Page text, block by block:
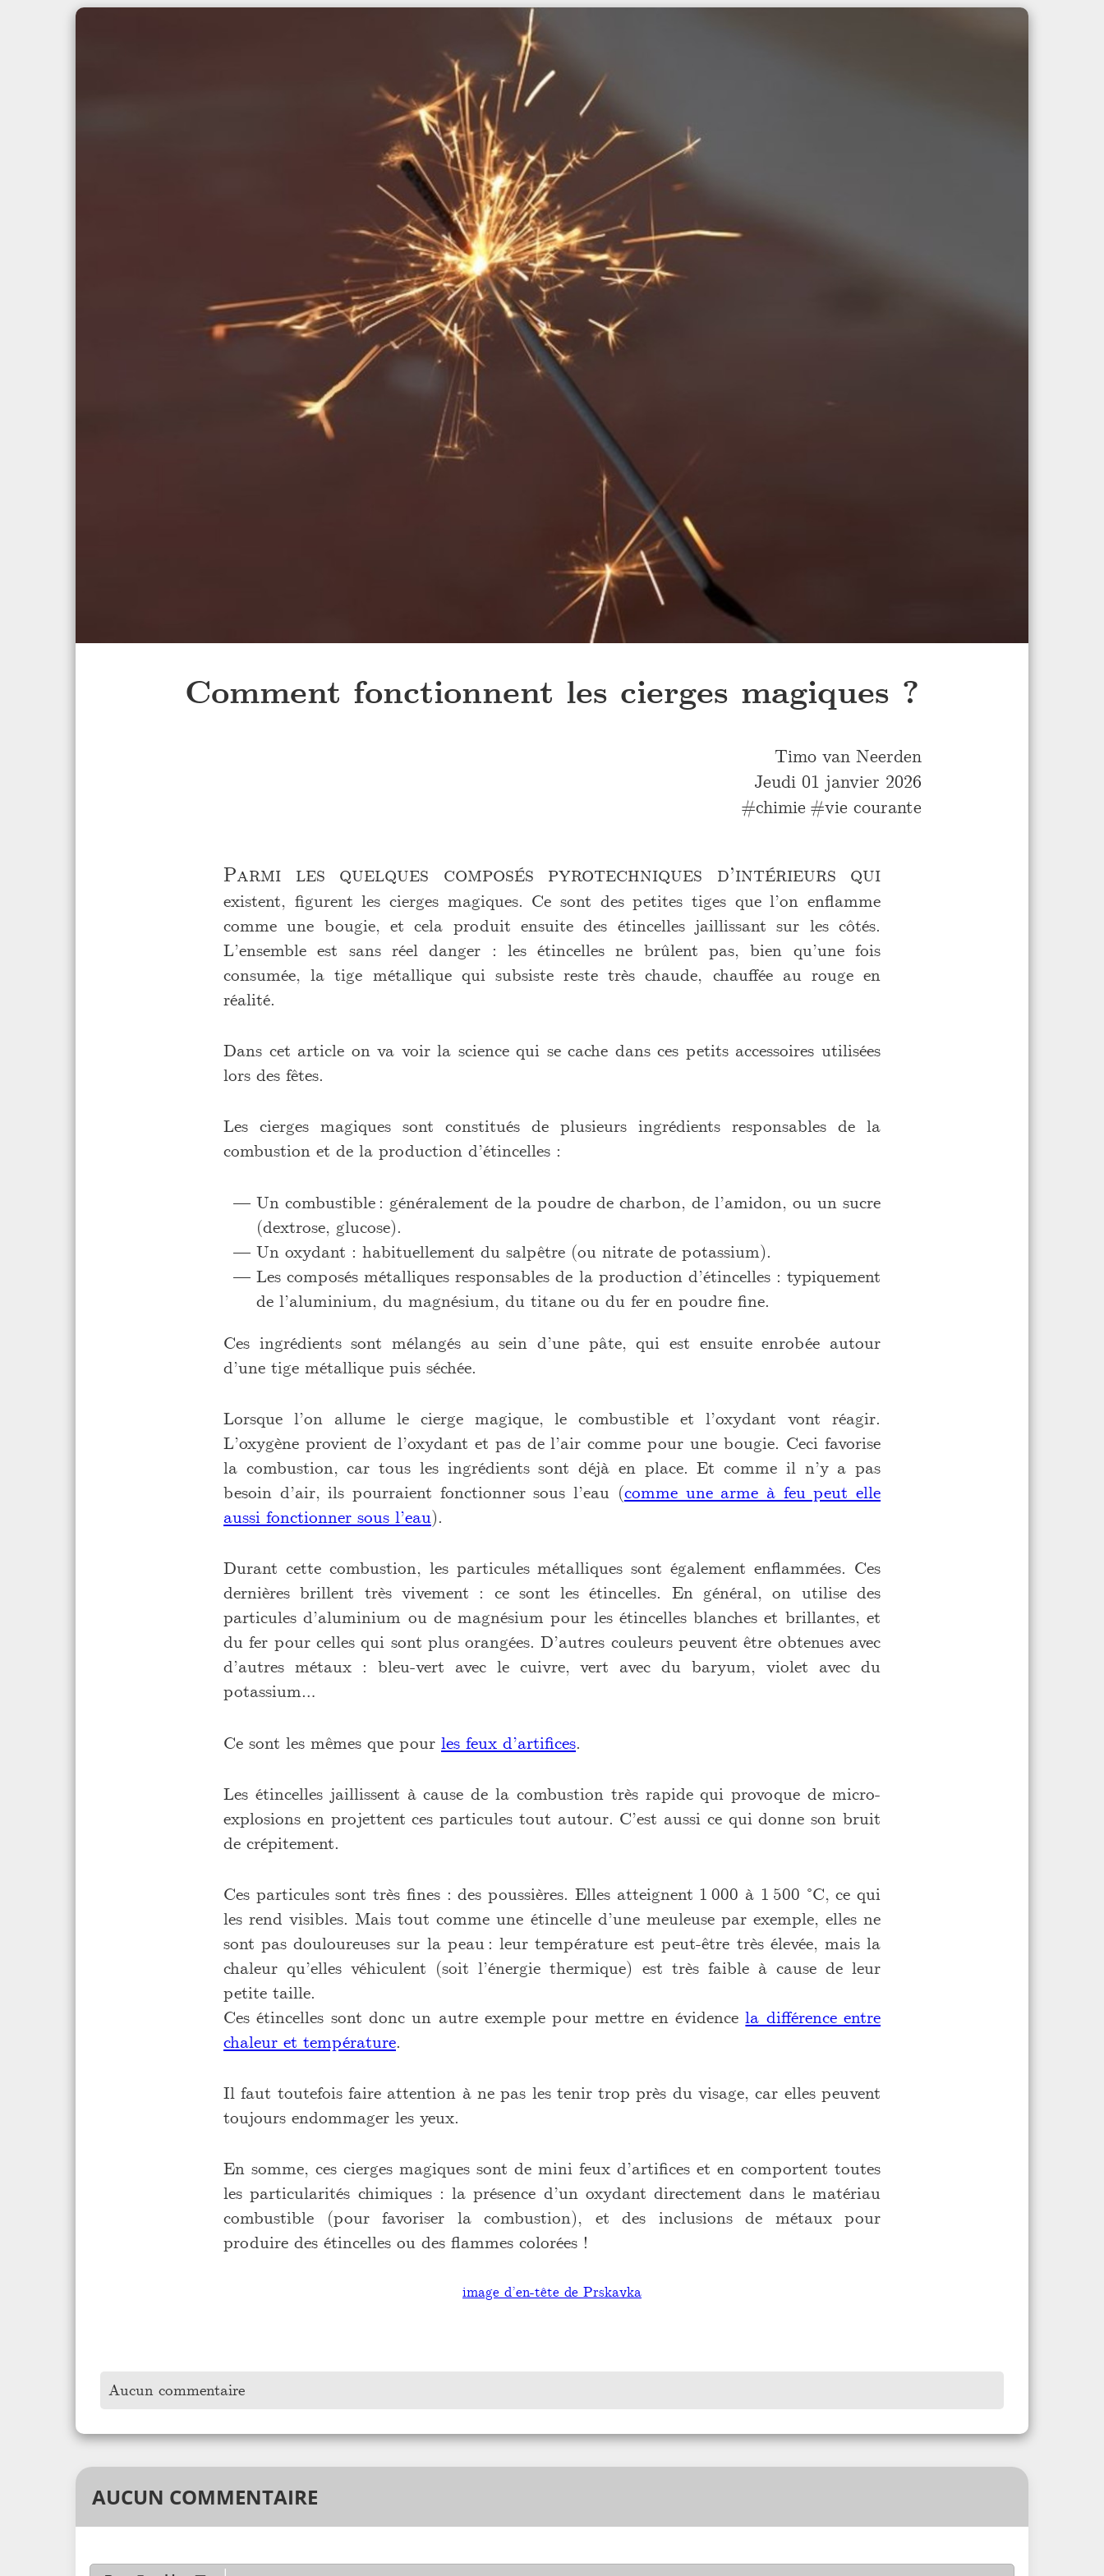
Comment fonctionnent les cierges magiques ?
Timo van Neerden
Jeudi 01 janvier 2026
chimie
vie courante
Parmi les quelques composés pyrotechniques d’intérieurs qui
existent, figurent les cierges magiques. Ce sont des petites tiges que l’on enflamme
comme une bougie, et cela produit ensuite des étincelles jaillissant sur les côtés.
L’ensemble est sans réel danger : les étincelles ne brûlent pas, bien qu’une fois
consumée, la tige métallique qui subsiste reste très chaude, chauffée au rouge en
réalité.
Dans cet article on va voir la science qui se cache dans ces petits accessoires utilisées
lors des fêtes.
Les cierges magiques sont constitués de plusieurs ingrédients responsables de la
combustion et de la production d’étincelles :
Un combustible : généralement de la poudre de charbon, de l’amidon, ou un sucre
(dextrose, glucose).
Un oxydant : habituellement du salpêtre (ou nitrate de potassium).
Les composés métalliques responsables de la production d’étincelles : typiquement
de l’aluminium, du magnésium, du titane ou du fer en poudre fine.
Ces ingrédients sont mélangés au sein d’une pâte, qui est ensuite enrobée autour
d’une tige métallique puis séchée.
Lorsque l’on allume le cierge magique, le combustible et l’oxydant vont réagir.
L’oxygène provient de l’oxydant et pas de l’air comme pour une bougie. Ceci favorise
la combustion, car tous les ingrédients sont déjà en place. Et comme il n’y a pas
besoin d’air, ils pourraient fonctionner sous l’eau (comme une arme à feu peut elle
aussi fonctionner sous l’eau).
Durant cette combustion, les particules métalliques sont également enflammées. Ces
dernières brillent très vivement : ce sont les étincelles. En général, on utilise des
particules d’aluminium ou de magnésium pour les étincelles blanches et brillantes, et
du fer pour celles qui sont plus orangées. D’autres couleurs peuvent être obtenues avec
d’autres métaux : bleu-vert avec le cuivre, vert avec du baryum, violet avec du
potassium…
Ce sont les mêmes que pour les feux d’artifices.
Les étincelles jaillissent à cause de la combustion très rapide qui provoque de micro-
explosions en projettent ces particules tout autour. C’est aussi ce qui donne son bruit
de crépitement.
Ces particules sont très fines : des poussières. Elles atteignent 1 000 à 1 500 °C, ce qui
les rend visibles. Mais tout comme une étincelle d’une meuleuse par exemple, elles ne
sont pas douloureuses sur la peau : leur température est peut-être très élevée, mais la
chaleur qu’elles véhiculent (soit l’énergie thermique) est très faible à cause de leur
petite taille.
Ces étincelles sont donc un autre exemple pour mettre en évidencela différence entre
chaleur et température.
Il faut toutefois faire attention à ne pas les tenir trop près du visage, car elles peuvent
toujours endommager les yeux.
En somme, ces cierges magiques sont de mini feux d’artifices et en comportent toutes
les particularités chimiques : la présence d’un oxydant directement dans le matériau
combustible (pour favoriser la combustion), et des inclusions de métaux pour
produire des étincelles ou des flammes colorées !
image d’en-tête de Prskavka
Aucun commentaire
AUCUN COMMENTAIRE